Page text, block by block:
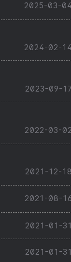
2025-03-04
2024-02-14
2023-09-17
2022-03-02
2021-12-18
2021-08-16
2021-01-31
2021-01-31